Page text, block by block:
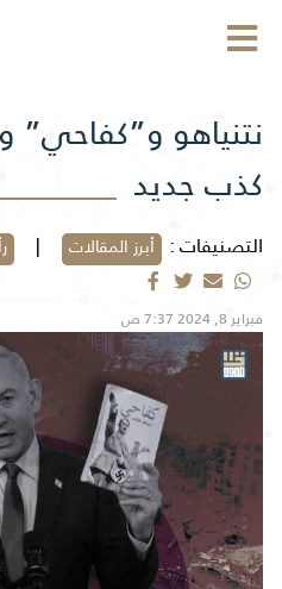
نتنياهو
كذب جديد
التصنيفات : أبرز المقالات |
فبراير 8, 2024 7:37 ص